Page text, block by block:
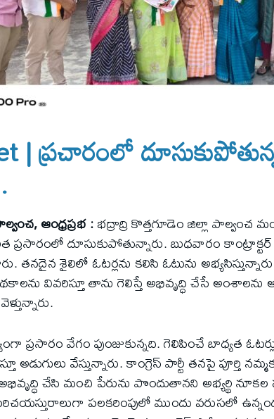
| ప్రచారంలో
ఆంధ్రప్రభ :భద్రాద్రి కొత్తగూడెం జిల్లా పాల్వంచ
ప్రసారంలో దూసుకుపోతున్నారు. బుధవారం
తనదైన శైలిలో ఓటర్లను కలిసి ఓటును
వివరిస్తూ తాను గెలిస్తే అభివృద్ధి చేసే అంశాలను
ప్రసారం వేగం పుంజుకున్నది. గెలిపించే బాధ్యత
అడుగులు వేస్తున్నారు. కాంగ్రెస్ పార్టీ తనపై పూర్తి
చేసి మంచి పేరును పొందుతానని అభ్యర్థి
పలకరింపులో ముందు వరుసలో